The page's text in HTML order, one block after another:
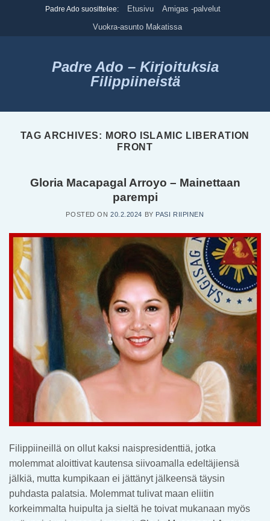
Padre Ado suosittelee: Etusivu
Amigas -palvelut
Vuokra-asunto Makatissa
Padre Ado – Kirjoituksia
Filippiineistä
TAG ARCHIVES: MORO ISLAMIC LIBERATION
FRONT
Gloria Macapagal Arroyo – Mainettaan
parempi
POSTED ON20.2.2024 BY PASI RIIPINEN
Filippiineillä on ollut kaksi naispresidenttiä, jotka
molemmat aloittivat kautensa siivoamalla edeltäjiensä
jälkiä, mutta kumpikaan ei jättänyt jälkeensä täysin
puhdasta palatsia. Molemmat tulivat maan eliitin
korkeimmalta huipulta ja sieltä he toivat mukanaan myös